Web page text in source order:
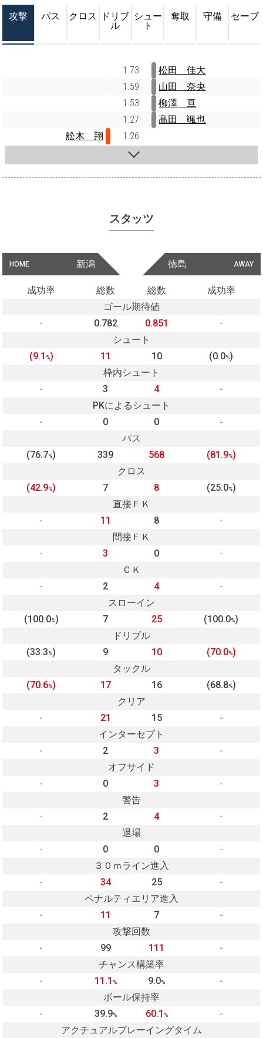
攻撃 パス クロス
ドリブ
ル
シュー
ト
奪取 守備 セーブ
1.73
松田 佳大
1.59
山田 奈央
1.53
柳澤 亘
1.27
髙田 颯也
舩木 翔
1.26
スタッツ
HOME 新潟 AWAY
徳島
成功率 総数 総数
成功率
ゴール期待値
-
0.782 0.851
-
シュート
(9.1 %) 11 10 (0.0%)
枠内シュート
-
3 4
-
PKによるシュート
-
0 0
-
パス
(76.7%) 339 568 (81.9%)
クロス
(42.9%) 7 8 (25.0%)
直接ＦＫ
-
11 8
-
間接ＦＫ
-
3 0
-
ＣＫ
-
2 4
-
スローイン
(100.0%) 7 25 (100.0%)
ドリブル
(33.3%) 9 10 (70.0%)
タックル
(70.6%) 17 16 (68.8%)
クリア
-
21 15
-
インターセプト
-
2 3
-
オフサイド
-
0 3
-
警告
-
2 4
-
退場
-
0 0
-
３０ｍライン進入
-
34 25
-
ペナルティエリア進入
-
11 7
-
攻撃回数
-
99 111
-
チャンス構築率
-
11.1 % 9.0%
-
ボール保持率
-
39.9% 60.1 %
-
アクチュアルプレーイングタイム